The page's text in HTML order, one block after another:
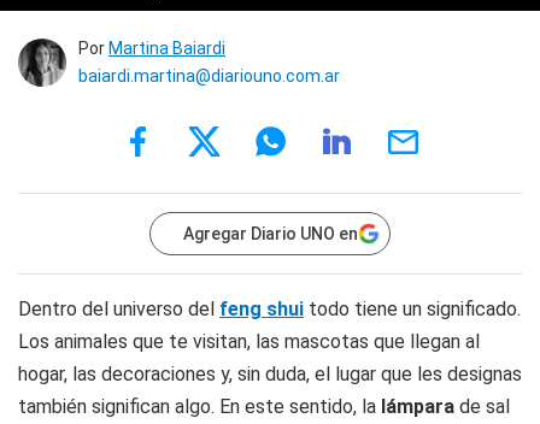
Por Martina Baiardi
baiardi.martina@diariouno.com.ar
Agregar Diario UNO en
Dentro del universo del feng shui todo tiene un significado.
Los animales que te visitan, las mascotas que llegan al
hogar, las decoraciones y, sin duda, el lugar que les designas
también significan algo. En este sentido, la lámpara de sal